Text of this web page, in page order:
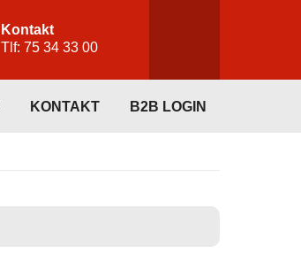
Kontakt
Tlf: 75 34 33 00
KONTAKT B2B LOGIN